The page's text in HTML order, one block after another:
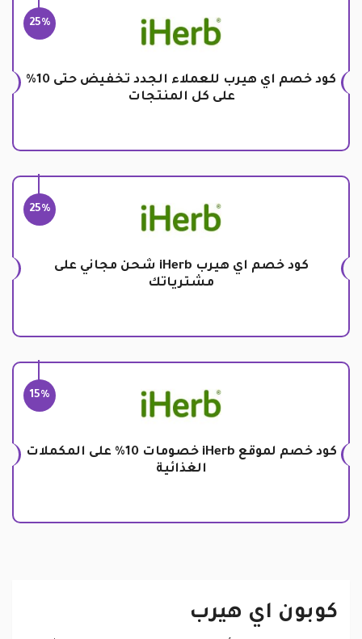
25%
كود خصم اي هيرب للعملاء الجدد تخفيض حتى 10%
على كل المنتجات
25%
كود خصم اي هيرب iHerb شحن مجاني على
مشترياتك
15%
كود خصم لموقع iHerb خصومات 10% على المكملات
الغذائية
كوبون اي هيرب